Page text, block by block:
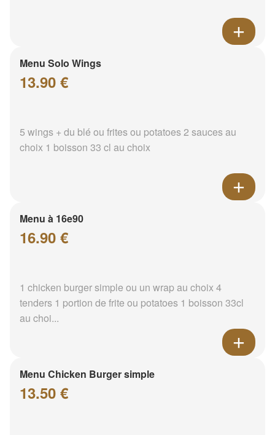
Menu Solo Wings
13.90 €
5 wings + du blé ou frites ou potatoes 2 sauces au
choix 1 boisson 33 cl au choix
Menu à 16e90
16.90 €
1 chicken burger simple ou un wrap au choix 4
tenders 1 portion de frite ou potatoes 1 boisson 33cl
au choi...
Menu Chicken Burger simple
13.50 €